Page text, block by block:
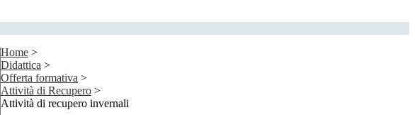
Home >
Didattica >
Offerta formativa >
Attività di Recupero >
Attività di recupero invernali